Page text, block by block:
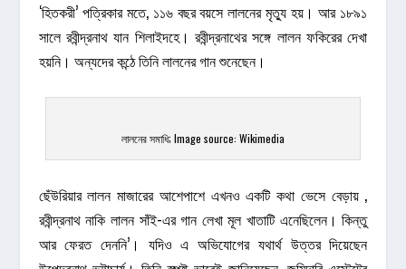
‘হিতকরী’ পত্রিকার মতে, ১১৬ বছর বয়সে লালনের মৃত্যু হয়। আর ১৮৯১
সালে রবীন্দ্রনাথ যান শিলাইদহে। রবীন্দ্রনাথের সঙ্গে লালন ফকিরের দেখা
হয়নি। অন্যদের কন্ঠে তিনি লালনের গান শুনেছেন।
লালনের সমাধি; Image source: Wikimedia
ছেঁউরিয়ার লালন মাজারের আশেপাশে এখনও একটি কথা ভেসে বেড়ায় ,
রবীন্দ্রনাথ নাকি লালন সাঁই-এর গান লেখা মূল খাতাটি এনেছিলেন। কিন্তু
আর ফেরত দেননি’। যদিও এ অভিযোগের যথার্থ উত্তর দিয়েছেন